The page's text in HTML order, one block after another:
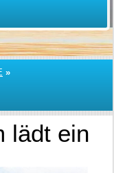
»
lädt ein